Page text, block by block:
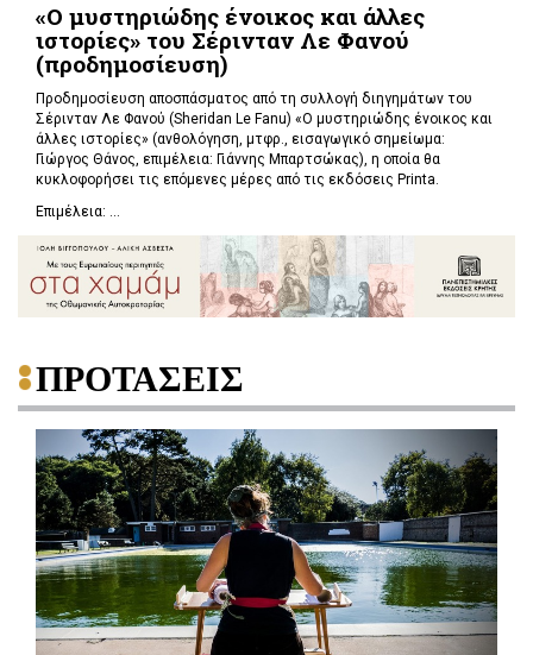
«Ο μυστηριώδης ένοικος και άλλες
ιστορίες» του Σέρινταν Λε Φανού
(προδημοσίευση)
Προδημοσίευση αποσπάσματος από τη συλλογή διηγημάτων του
Σέρινταν Λε Φανού (Sheridan Le Fanu) «Ο μυστηριώδης ένοικος και
άλλες ιστορίες» (ανθολόγηση, μτφρ., εισαγωγικό σημείωμα:
Γιώργος Θάνος, επιμέλεια: Γιάννης Μπαρτσώκας), η οποία θα
κυκλοφορήσει τις επόμενες μέρες από τις εκδόσεις Printa.
Επιμέλεια: ...
ΠΡΟΤΑΣΕΙΣ